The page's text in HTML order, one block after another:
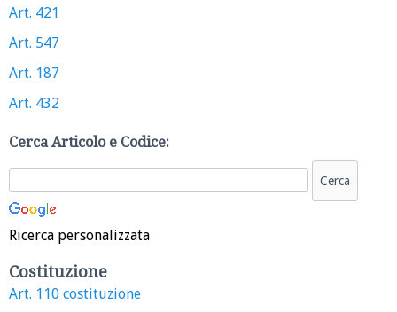
Art. 421
Art. 547
Art. 187
Art. 432
Cerca Articolo e Codice:
Ricerca personalizzata
Costituzione
Art. 110 costituzione